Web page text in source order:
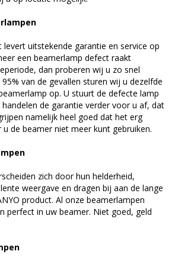
uitstekende garantie en service op
een beamerlamp defect raakt
dan proberen wij u zo snel
van de gevallen sturen wij u dezelfde
op. U stuurt de defecte lamp
de garantie verder voor u af, dat
namelijk heel goed dat het erg
u de beamer niet meer kunt gebruiken.
zich door hun helderheid,
weergave en dragen bij aan de lange
product. Al onze beamerlampen
perfect in uw beamer. Niet goed, geld